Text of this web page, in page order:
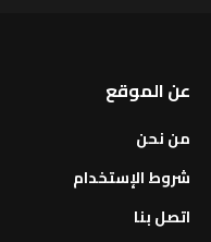
عن الموقع
من نحن
شروط الإستخدام
اتصل بنا